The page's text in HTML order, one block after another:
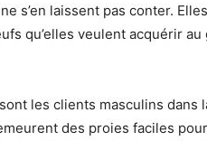
s’en laissent pas conter.
qu’elles veulent acquérir
les clients masculins dans
des proies faciles